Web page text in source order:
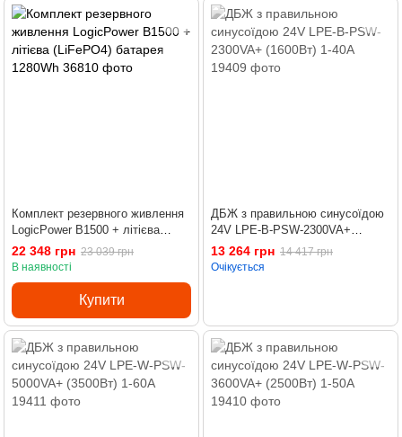
Комплект резервного живлення
LogicPower B1500 + літієва
(LiFePO4) батарея 1280Wh
22 348 грн 23 039 грн
В наявності
Купити
ДБЖ з правильною синусоїдою
24V LPE-B-PSW-2300VA+
(1600Вт) 1-40A
13 264 грн 14 417 грн
Очікується